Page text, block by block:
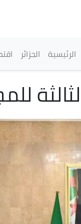
القائمة
الرئيسية الجزائر